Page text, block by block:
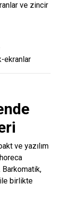
ve zincir
ekranlar
ve yazılım
ile birlikte